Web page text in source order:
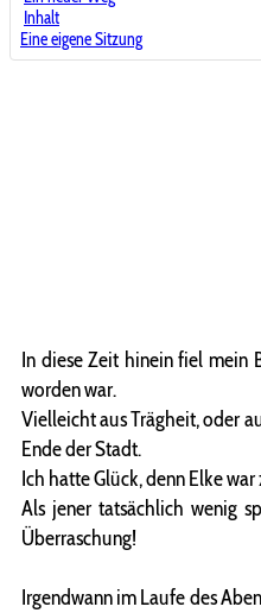
Inhalt
Eine eigene Sitzung
In diese Zeit hinein fiel mein
worden war.
Vielleicht aus Trägheit, oder
Ende der Stadt.
Ich hatte Glück, denn Elke
Als jener tatsächlich wenig
Überraschung!
Irgendwann im Laufe des